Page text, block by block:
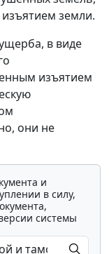
земли.
в виде
изъятием
они не
и
в силу,
системы